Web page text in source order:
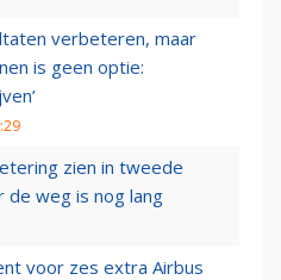
verbeteren, maar
is geen optie:
zien in tweede
de weg is nog lang
voor zes extra Airbus